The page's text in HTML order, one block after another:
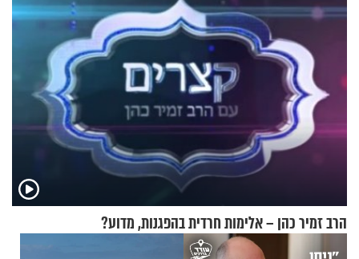
הרב זמיר כהן – אלימות חרדית בהפגנות, מדוע?